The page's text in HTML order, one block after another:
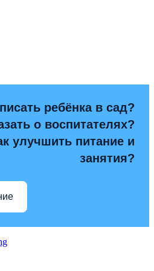
ребёнка в сад?
о воспитателях?
улучшить питание и
занятия?